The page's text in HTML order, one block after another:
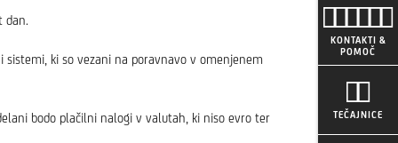
KONTAKTI &
POMOČ
TEČAJNICE
dan.
sistemi, ki so vezani na poravnavo v omenjenem
bodo plačilni nalogi v valutah, ki niso evro ter